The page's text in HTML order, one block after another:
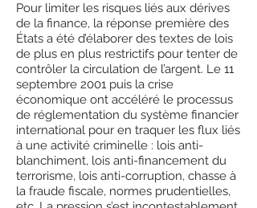
Pour limiter les risques liés aux dérives
de la finance, la réponse première des
États a été d’élaborer des textes de lois
de plus en plus restrictifs pour tenter de
contrôler la circulation de l’argent. Le 11
septembre 2001 puis la crise
économique ont accéléré le processus
de réglementation du système financier
international pour en traquer les flux liés
à une activité criminelle : lois anti-
blanchiment, lois anti-financement du
terrorisme, lois anti-corruption, chasse à
la fraude fiscale, normes prudentielles,